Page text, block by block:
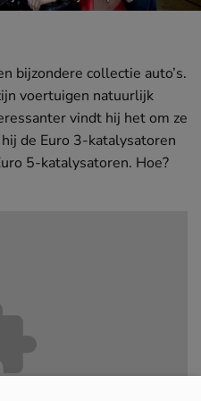
bijzondere collectie auto’s.
voertuigen natuurlijk
vindt hij het om ze
de Euro 3-katalysatoren
5-katalysatoren. Hoe?